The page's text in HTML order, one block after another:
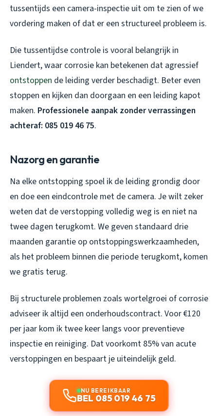
tussentijds een camera-inspectie uit om te zien of we
vordering maken of dat er een structureel probleem is.
Die tussentijdse controle is vooral belangrijk in
Liendert, waar corrosie kan betekenen dat agressief
ontstoppen de leiding verder beschadigt. Beter even
stoppen en kijken dan doorgaan en een leiding kapot
maken. Professionele aanpak zonder verrassingen
achteraf: 085 019 46 75.
Nazorg en garantie
Na elke ontstopping spoel ik de leiding grondig door
en doe een eindcontrole met de camera. Je wilt zeker
weten dat de verstopping volledig weg is en niet na
twee dagen terugkomt. We geven standaard drie
maanden garantie op ontstoppingswerkzaamheden,
als het probleem binnen die periode terugkomt, komen
we gratis terug.
Bij structurele problemen zoals wortelgroei of corrosie
adviseer ik altijd een onderhoudscontract. Voor €120
per jaar kom ik twee keer langs voor preventieve
inspectie en reiniging. Dat voorkomt 85% van acute
verstoppingen en bespaart je uiteindelijk geld.
NU BEREIKBAAR
BEL 085 019 46 75